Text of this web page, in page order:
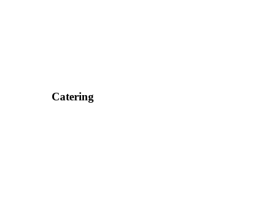
Catering